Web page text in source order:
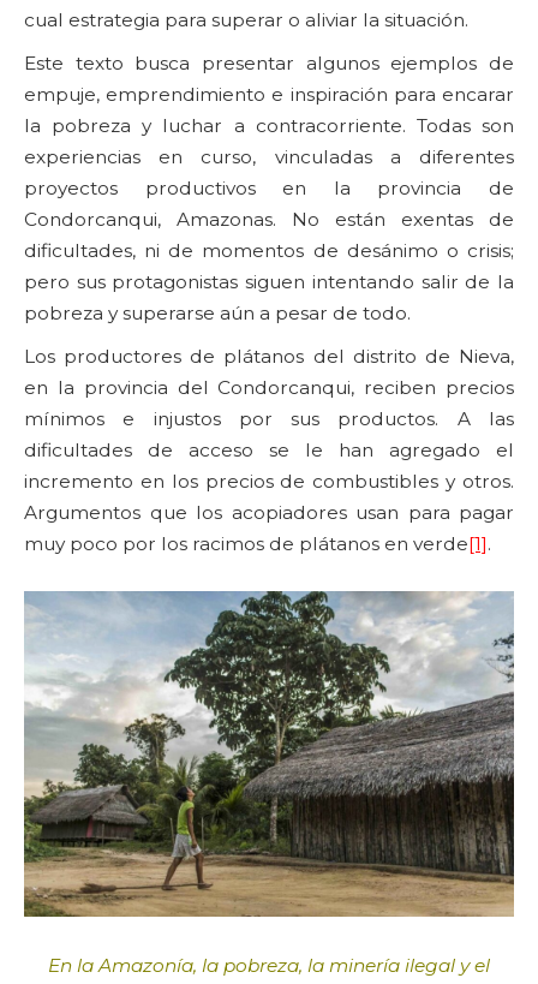
cual estrategia para superar o aliviar la situación.
Este texto busca presentar algunos ejemplos de
empuje, emprendimiento e inspiración para encarar
la pobreza y luchar a contracorriente. Todas son
experiencias en curso, vinculadas a diferentes
proyectos productivos en la provincia de
Condorcanqui, Amazonas. No están exentas de
dificultades, ni de momentos de desánimo o crisis;
pero sus protagonistas siguen intentando salir de la
pobreza y superarse aún a pesar de todo.
Los productores de plátanos del distrito de Nieva,
en la provincia del Condorcanqui, reciben precios
mínimos e injustos por sus productos. A las
dificultades de acceso se le han agregado el
incremento en los precios de combustibles y otros.
Argumentos que los acopiadores usan para pagar
muy poco por los racimos de plátanos en verde[1].
En la Amazonía, la pobreza, la minería ilegal y el